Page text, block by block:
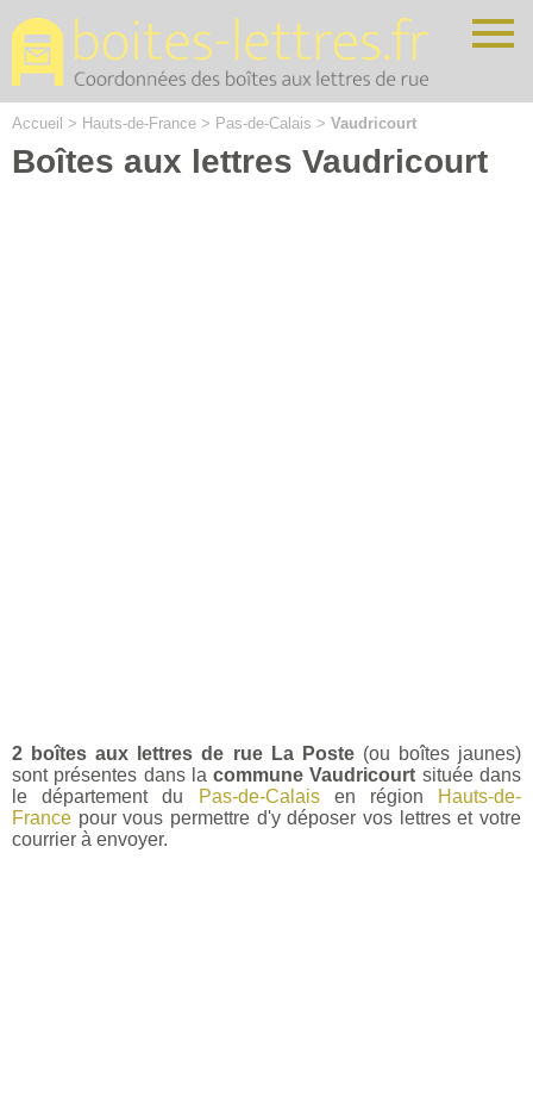
Accueil > Hauts-de-France > Pas-de-Calais > Vaudricourt
Boîtes aux lettres Vaudricourt
2 boîtes aux lettres de rue La Poste(ou boîtes jaunes)
sont présentes dans lacommune Vaudricourt située dans
le département du
Pas-de-Calaisen région
Hauts-de-
France pour vous permettre d'y déposer vos lettres et votre
courrier à envoyer.